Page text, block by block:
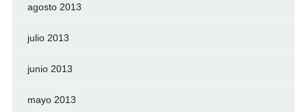
agosto 2013
julio 2013
junio 2013
mayo 2013